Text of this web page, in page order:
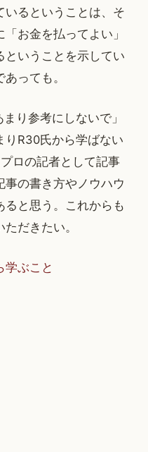
いるということは、そ
お金を払ってよい」
ということを示してい
っても。
り参考にしないで」
りR30氏から学ばない
ロの記者として記事
事の書き方やノウハウ
ると思う。これからも
だきたい。
学ぶこと